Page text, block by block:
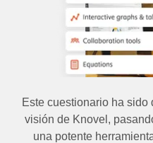
Este cuestionario ha sido
visión de Knovel,
una potente